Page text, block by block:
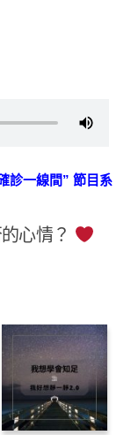
診一線間” 節目系
心情？